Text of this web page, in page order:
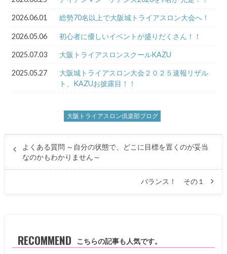
2026.06.01 総勢70名以上で大阪城トライアスロン大会へ！
2026.05.06 初心者に優しいイベントが盛りだくさん！！
2025.07.03 大阪トライアスロンスクールKAZU
2025.05.27
大阪城トライアスロン大会２０２５速報リザル
ト、KAZUお披露目！！
大阪トライアスロン倶楽部ブログ
よくある質問 ～自分の状態で、どこに目標を置くのが妥当
なのかもわかりません～
バランス！ その１
RECOMMEND こちらの記事も人気です。